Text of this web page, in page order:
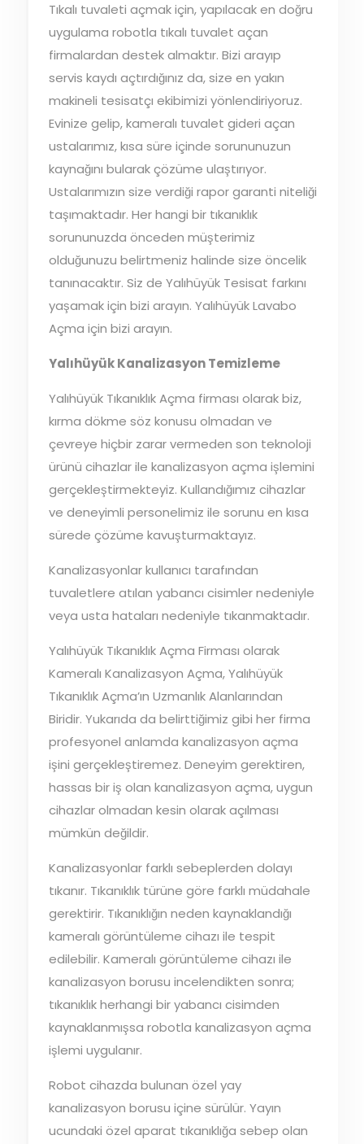
Tıkalı tuvaleti açmak için, yapılacak en doğru
uygulama robotla tıkalı tuvalet açan
firmalardan destek almaktır. Bizi arayıp
servis kaydı açtırdığınız da, size en yakın
makineli tesisatçı ekibimizi yönlendiriyoruz.
Evinize gelip, kameralı tuvalet gideri açan
ustalarımız, kısa süre içinde sorununuzun
kaynağını bularak çözüme ulaştırıyor.
Ustalarımızın size verdiği rapor garanti niteliği
taşımaktadır. Her hangi bir tıkanıklık
sorununuzda önceden müşterimiz
olduğunuzu belirtmeniz halinde size öncelik
tanınacaktır. Siz de Yalıhüyük Tesisat farkını
yaşamak için bizi arayın. Yalıhüyük Lavabo
Açma için bizi arayın.
Yalıhüyük Kanalizasyon Temizleme
Yalıhüyük Tıkanıklık Açma firması olarak biz,
kırma dökme söz konusu olmadan ve
çevreye hiçbir zarar vermeden son teknoloji
ürünü cihazlar ile kanalizasyon açma işlemini
gerçekleştirmekteyiz. Kullandığımız cihazlar
ve deneyimli personelimiz ile sorunu en kısa
sürede çözüme kavuşturmaktayız.
Kanalizasyonlar kullanıcı tarafından
tuvaletlere atılan yabancı cisimler nedeniyle
veya usta hataları nedeniyle tıkanmaktadır.
Yalıhüyük Tıkanıklık Açma Firması olarak
Kameralı Kanalizasyon Açma, Yalıhüyük
Tıkanıklık Açma’ın Uzmanlık Alanlarından
Biridir. Yukarıda da belirttiğimiz gibi her firma
profesyonel anlamda kanalizasyon açma
işini gerçekleştiremez. Deneyim gerektiren,
hassas bir iş olan kanalizasyon açma, uygun
cihazlar olmadan kesin olarak açılması
mümkün değildir.
Kanalizasyonlar farklı sebeplerden dolayı
tıkanır. Tıkanıklık türüne göre farklı müdahale
gerektirir. Tıkanıklığın neden kaynaklandığı
kameralı görüntüleme cihazı ile tespit
edilebilir. Kameralı görüntüleme cihazı ile
kanalizasyon borusu incelendikten sonra;
tıkanıklık herhangi bir yabancı cisimden
kaynaklanmışsa robotla kanalizasyon açma
işlemi uygulanır.
Robot cihazda bulunan özel yay
kanalizasyon borusu içine sürülür. Yayın
ucundaki özel aparat tıkanıklığa sebep olan